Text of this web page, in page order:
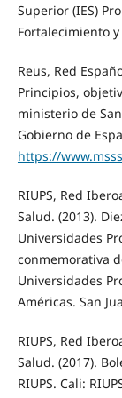
Superior (IES)
Fortalecimiento
Reus, Red
Principios,
ministerio de
Gobierno de
https://
RIUPS, Red
Salud. (2013).
Universidades
conmemorativa
Universidades
Américas. San
RIUPS, Red
Salud. (2017).
RIUPS. Cali: